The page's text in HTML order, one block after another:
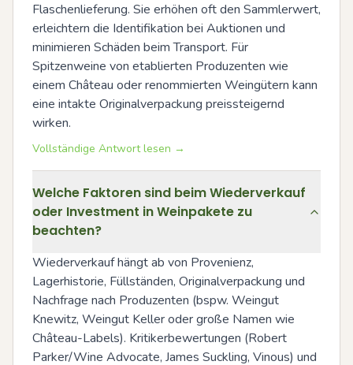
Flaschenlieferung. Sie erhöhen oft den Sammlerwert,
erleichtern die Identifikation bei Auktionen und
minimieren Schäden beim Transport. Für
Spitzenweine von etablierten Produzenten wie
einem Château oder renommierten Weingütern kann
eine intakte Originalverpackung preissteigernd
wirken.
Vollständige Antwort lesen →
Welche Faktoren sind beim Wiederverkauf
oder Investment in Weinpakete zu
beachten?
Wiederverkauf hängt ab von Provenienz,
Lagerhistorie, Füllständen, Originalverpackung und
Nachfrage nach Produzenten (bspw. Weingut
Knewitz, Weingut Keller oder große Namen wie
Château-Labels). Kritikerbewertungen (Robert
Parker/Wine Advocate, James Suckling, Vinous) und